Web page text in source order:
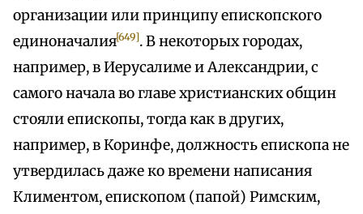
организации или принципу епископского
единоначалия[649]. В некоторых городах,
например, в Иерусалиме и Александрии, с
самого начала во главе христианских общин
стояли епископы, тогда как в других,
например, в Коринфе, должность епископа не
утвердилась даже ко времени написания
Климентом, епископом (папой) Римским,